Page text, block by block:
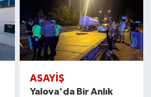
ASAYİŞ
Yalova'da Bir Anlık